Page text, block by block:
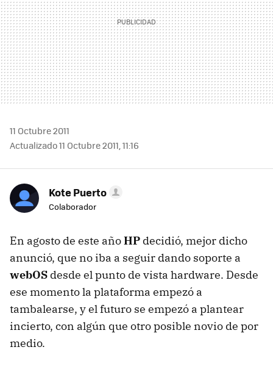
11 Octubre 2011
Actualizado 11 Octubre 2011, 11:16
Kote Puerto
Colaborador
En agosto de este añoHP decidió, mejor dicho
anunció, que no iba a seguir dando soporte a
webOS desde el punto de vista hardware. Desde
ese momento la plataforma empezó a
tambalearse, y el futuro se empezó a plantear
incierto, con algún que otro posible novio de por
medio.